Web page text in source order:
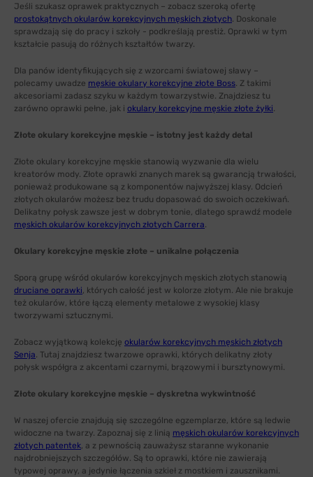
Jeśli szukasz oprawek praktycznych – zobacz szeroką ofertę
prostokątnych okularów korekcyjnych męskich złotych. Doskonale
sprawdzają się do pracy i szkoły - podkreślają prestiż. Oprawki w tym
kształcie pasują do różnych kształtów twarzy.
Dla panów identyfikujących się z wzorcami światowej sławy –
polecamy uwadze męskie okulary korekcyjne złote Boss. Z takimi
akcesoriami zadasz szyku w każdym towarzystwie. Znajdziesz tu
zarówno oprawki pełne, jak i okulary korekcyjne męskie złote żyłki.
Złote okulary korekcyjne męskie – istotny jest każdy detal
Złote okulary korekcyjne męskie stanowią wyzwanie dla wielu
kreatorów mody. Złote oprawki znanych marek są gwarancją trwałości,
ponieważ produkowane są z komponentów najwyższej klasy. Odcień
złotych okularów możesz bez trudu dopasować do swoich oczekiwań.
Delikatny połysk zawsze jest w dobrym tonie, dlatego sprawdź modele
męskich okularów korekcyjnych złotych Carrera.
Okulary korekcyjne męskie złote – unikalne połączenia
Sporą grupę wśród okularów korekcyjnych męskich złotych stanowią
druciane oprawki, których całość jest w kolorze złotym. Ale nie brakuje
też okularów, które łączą elementy metalowe z wysokiej klasy
tworzywami sztucznymi.
Zobacz wyjątkową kolekcję okularów korekcyjnych męskich złotych
Senja. Tutaj znajdziesz twarzowe oprawki, których delikatny złoty
połysk współgra z akcentami czarnymi, brązowymi i bursztynowymi.
Złote okulary korekcyjne męskie – dyskretna wykwintność
W naszej ofercie znajdują się szczególne egzemplarze, które są ledwie
widoczne na twarzy. Zapoznaj się z linią męskich okularów korekcyjnych
złotych patentek, a z pewnością zauważysz staranne wykonanie
najdrobniejszych szczegółów. Są to oprawki, które nie zawierają
typowej oprawy, a jedynie łączenia szkieł z mostkiem i zausznikami.